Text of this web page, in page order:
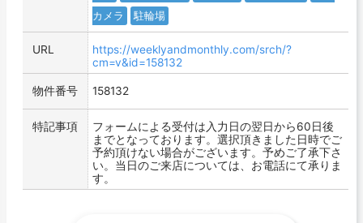
カメラ
駐輪場
URL
https://weeklyandmonthly.com/srch/?
cm=v&id=158132
物件番号 158132
特記事項
フォームによる受付は入力日の翌日から60日後
までとなっております。選択頂きました日時でご
予約頂けない場合がございます。予めご了承下さ
い。当日のご来店については、お電話にて承りま
す。